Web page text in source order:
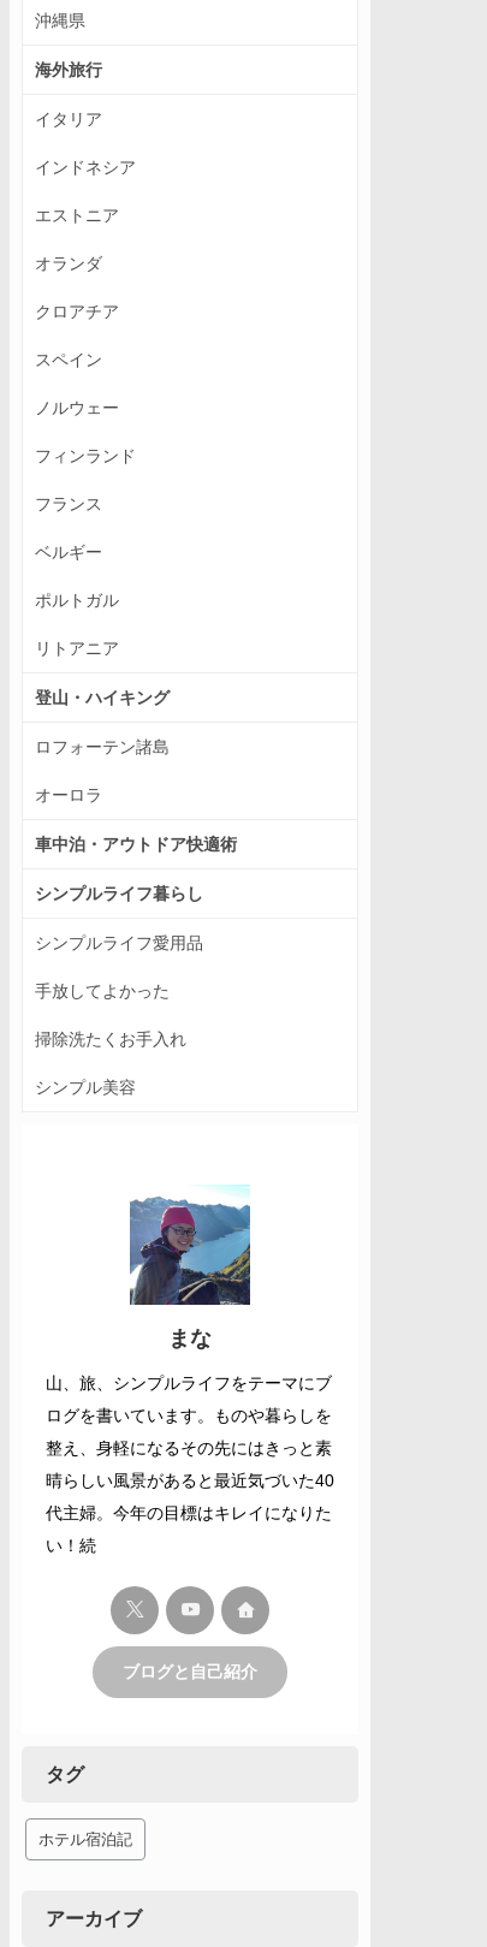
沖縄県
海外旅行
イタリア
インドネシア
エストニア
オランダ
クロアチア
スペイン
ノルウェー
フィンランド
フランス
ベルギー
ポルトガル
リトアニア
登山・ハイキング
ロフォーテン諸島
オーロラ
車中泊・アウトドア快適術
シンプルライフ暮らし
シンプルライフ愛用品
手放してよかった
掃除洗たくお手入れ
シンプル美容
まな
山、旅、シンプルライフをテーマにブ
ログを書いています。ものや暮らしを
整え、身軽になるその先にはきっと素
晴らしい風景があると最近気づいた40
代主婦。今年の目標はキレイになりた
い！続
ブログと自己紹介
タグ
ホテル宿泊記
アーカイブ